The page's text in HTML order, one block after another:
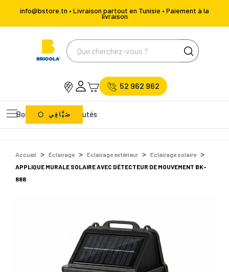
info@bstore.tn • Livraison partout en Tunisie • Paiement à la
livraison
52 962 962
Bons Plans Nouveautés
صَيَّافِي
Accueil Éclairage Eclairage extérieur
Eclairage solaire
APPLIQUE MURALE SOLAIRE AVEC DÉTECTEUR DE MOUVEMENT BK-
888